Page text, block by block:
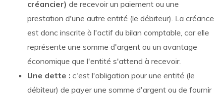
créancier) de recevoir un paiement ou une
prestation d'une autre entité (le débiteur). La créance
est donc inscrite à l'actif du bilan comptable, car elle
représente une somme d'argent ou un avantage
économique que l'entité s'attend à recevoir.
Une dette : c'est l'obligation pour une entité (le
débiteur) de payer une somme d'argent ou de fournir